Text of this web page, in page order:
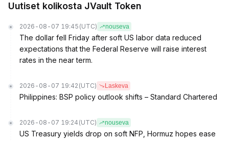
Uutiset kolikosta JVault Token
2026-08-07 19:45 (UTC) nouseva
The dollar fell Friday after soft US labor data reduced
expectations that the Federal Reserve will raise interest
rates in the near term.
2026-08-07 19:42 (UTC) Laskeva
Philippines: BSP policy outlook shifts – Standard Chartered
2026-08-07 19:24 (UTC) nouseva
US Treasury yields drop on soft NFP, Hormuz hopes ease